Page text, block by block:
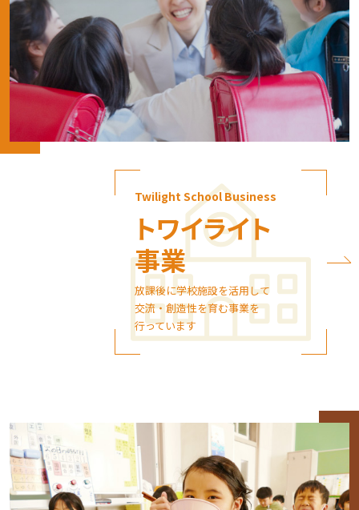
Twilight School Business
トワイライト
事業
放課後に学校施設を活用して
交流・創造性を育む事業を
行っています